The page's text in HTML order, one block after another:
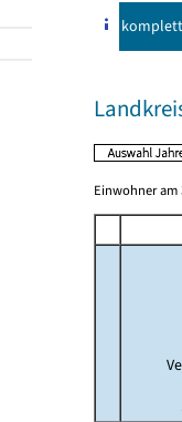
komplett
Einwohner am